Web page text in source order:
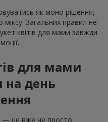
як моно рішення,
Загальних правил не
квітів для мами завжди
для мами
на день
— це вже не просто